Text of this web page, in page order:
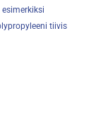
tiivis